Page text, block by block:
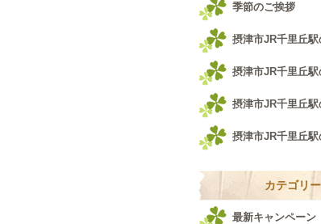
季節のご挨拶
カテゴリー
最新キャンペーン